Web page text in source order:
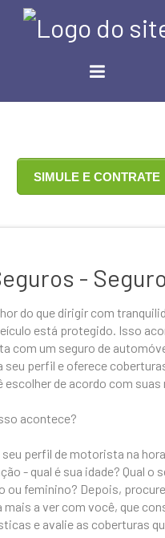
SIMULE E CONTRATE
-
do que dirigir com
está protegido. Isso
com um seguro de
seu perfil e oferece
escolher de acordo com suas
acontece?
seu perfil de motorista na
- qual é sua idade? Qual o
ou feminino? Depois,
mais a ver com você, que
e avalie as coberturas